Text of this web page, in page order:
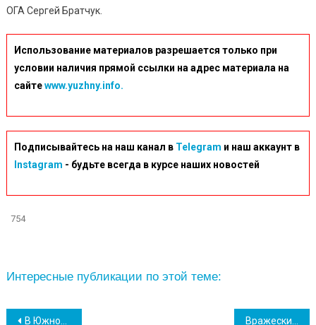
ОГА Сергей Братчук.
Использование материалов разрешается только при
условии наличия прямой ссылки на адрес материала на
сайтеwww.yuzhny.info.
Подписывайтесь на наш канал в Telegram и наш аккаунт в
Instagram - будьте всегда в курсе наших новостей
754
Интересные публикации по этой теме:
В Южном работает волонтерский патруль: желающие могут пополнить ряды Вражеский корабль подошел к Одессе на расстояние видимости